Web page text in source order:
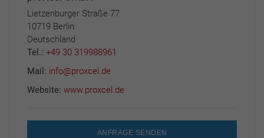
Lietzenburger Straße 77
10719 Berlin
Deutschland
Tel.: +49 30 319988961
Mail: info@proxcel.de
Website: www.proxcel.de
ANFRAGE SENDEN